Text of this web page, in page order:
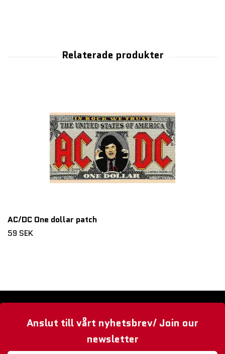
AC/DC One dollar patch
59 SEK
Anslut till vårt nyhetsbrev/ Join our
newsletter